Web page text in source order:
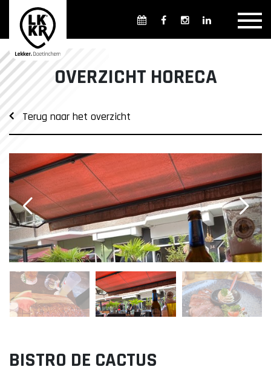
Overzicht winkels
Openingsdagen en -tijden
Weekmarkten
Overzicht Cultuur & Musea
Parkeren in Doetinchem
Openbaar vervoer
Gratis Shuttle
FAQ
Organisatie Binnenstadbedrijf Doetinchem
OVERZICHT HORECA
Terug naar het overzicht
BISTRO DE CACTUS